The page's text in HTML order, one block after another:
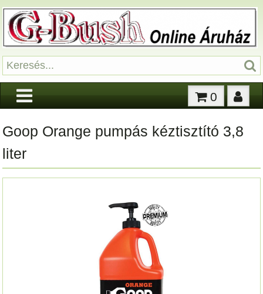
0
Goop Orange pumpás kéztisztító 3,8
liter